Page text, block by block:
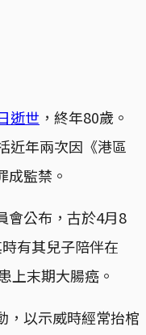
逝世 ，終年80歲。
近年兩次因《港區
成監禁。
會公布，古於4月8
有其兒子陪伴在
上末期大腸癌。
，以示威時經常抬棺